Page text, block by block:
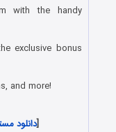
with the handy
exclusive bonus
and more!
[دانلود